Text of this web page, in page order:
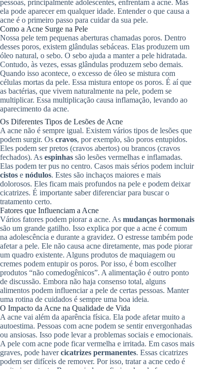
pessoas, principalmente adolescentes, enfrentam a acne. Mas
ela pode aparecer em qualquer idade. Entender o que causa a
acne é o primeiro passo para cuidar da sua pele.
Como a Acne Surge na Pele
Nossa pele tem pequenas aberturas chamadas poros. Dentro
desses poros, existem glândulas sebáceas. Elas produzem um
óleo natural, o sebo. O sebo ajuda a manter a pele hidratada.
Contudo, às vezes, essas glândulas produzem sebo demais.
Quando isso acontece, o excesso de óleo se mistura com
células mortas da pele. Essa mistura entope os poros. É aí que
as bactérias, que vivem naturalmente na pele, podem se
multiplicar. Essa multiplicação causa inflamação, levando ao
aparecimento da acne.
Os Diferentes Tipos de Lesões de Acne
A acne não é sempre igual. Existem vários tipos de lesões que
podem surgir. Os cravos, por exemplo, são poros entupidos.
Eles podem ser pretos (cravos abertos) ou brancos (cravos
fechados). As espinhas são lesões vermelhas e inflamadas.
Elas podem ter pus no centro. Casos mais sérios podem incluir
cistos e nódulos. Estes são inchaços maiores e mais
dolorosos. Eles ficam mais profundos na pele e podem deixar
cicatrizes. É importante saber diferenciar para buscar o
tratamento certo.
Fatores que Influenciam a Acne
Vários fatores podem piorar a acne. As mudanças hormonais
são um grande gatilho. Isso explica por que a acne é comum
na adolescência e durante a gravidez. O estresse também pode
afetar a pele. Ele não causa acne diretamente, mas pode piorar
um quadro existente. Alguns produtos de maquiagem ou
cremes podem entupir os poros. Por isso, é bom escolher
produtos “não comedogênicos”. A alimentação é outro ponto
de discussão. Embora não haja consenso total, alguns
alimentos podem influenciar a pele de certas pessoas. Manter
uma rotina de cuidados é sempre uma boa ideia.
O Impacto da Acne na Qualidade de Vida
A acne vai além da aparência física. Ela pode afetar muito a
autoestima. Pessoas com acne podem se sentir envergonhadas
ou ansiosas. Isso pode levar a problemas sociais e emocionais.
A pele com acne pode ficar vermelha e irritada. Em casos mais
graves, pode havercicatrizes permanentes. Essas cicatrizes
podem ser difíceis de remover. Por isso, tratar a acne cedo é